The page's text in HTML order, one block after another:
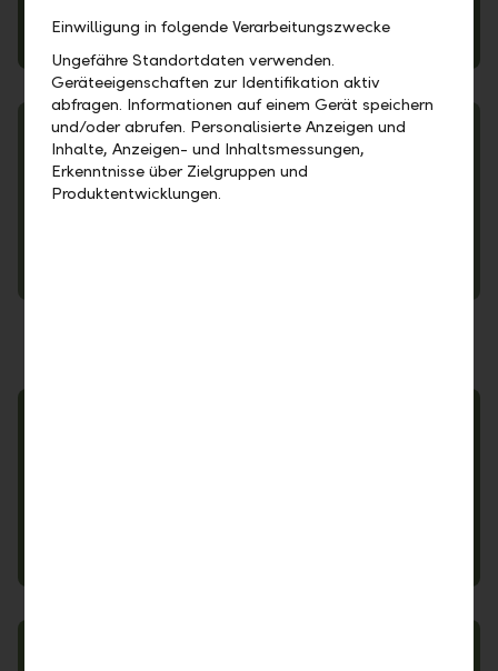
Regulatory changes from 2018
Einwilligung in folgende Verarbeitungszwecke
Ungefähre Standortdaten verwenden.
Geräteeigenschaften zur Identifikation aktiv
abfragen. Informationen auf einem Gerät speichern
und/oder abrufen. Personalisierte Anzeigen und
Inhalte, Anzeigen- und Inhaltsmessungen,
Erkenntnisse über Zielgruppen und
Produktentwicklungen.